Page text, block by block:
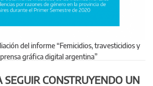
gráfica digital argentina”
SEGUIR CONSTRUYENDO UN